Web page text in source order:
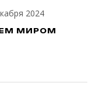
2024
МИРОМ